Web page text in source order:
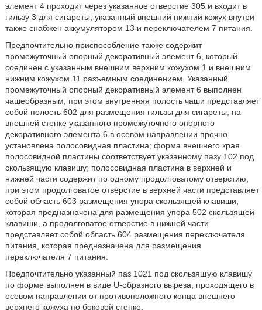
элемент 4 проходит через указанное отверстие 305 и входит в
гильзу 3 для сигареты; указанный внешний нижний кожух внутри
также снабжен аккумулятором 13 и переключателем 7 питания.
Предпочтительно приспособление также содержит
промежуточный опорный декоративный элемент 6, который
соединен с указанным внешним верхним кожухом 1 и внешним
нижним кожухом 11 разъемным соединением. Указанный
промежуточный опорный декоративный элемент 6 выполнен
чашеобразным, при этом внутренняя полость чаши представляет
собой полость 602 для размещения гильзы для сигареты; на
внешней стенке указанного промежуточного опорного
декоративного элемента 6 в осевом направлении прочно
установлена полосовидная пластина; форма внешнего края
полосовидной пластины соответствует указанному пазу 102 под
скользящую клавишу; полосовидная пластина в верхней и
нижней части содержит по одному продолговатому отверстию,
при этом продолговатое отверстие в верхней части представляет
собой область 603 размещения упора скользящей клавиши,
которая предназначена для размещения упора 502 скользящей
клавиши, а продолговатое отверстие в нижней части
представляет собой область 604 размещения переключателя
питания, которая предназначена для размещения
переключателя 7 питания.
Предпочтительно указанный паз 1021 под скользящую клавишу
по форме выполнен в виде U-образного выреза, проходящего в
осевом направлении от противоположного конца внешнего
верхнего кожуха по боковой стенке.